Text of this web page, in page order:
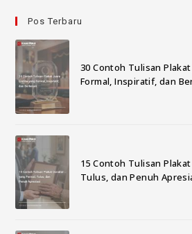
Pos Terbaru
30 Contoh Tulisan
Formal, Inspiratif, dan
15 Contoh Tulisan
Tulus, dan Penuh